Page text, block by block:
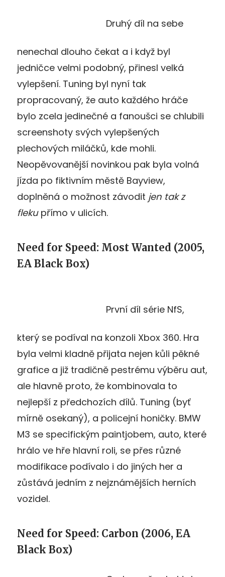
Druhý díl na sebe
nenechal dlouho čekat a i když byl
jedničce velmi podobný, přinesl velká
vylepšení. Tuning byl nyní tak
propracovaný, že auto každého hráče
bylo zcela jedinečné a fanoušci se chlubili
screenshoty svých vylepšených
plechových miláčků, kde mohli.
Neopěvovanější novinkou pak byla volná
jízda po fiktivním městě Bayview,
doplněná o možnost závodit jen tak z
flekupřímo v ulicích.
Need for Speed: Most Wanted (2005,
EA Black Box)
První díl série NfS,
který se podíval na konzoli Xbox 360. Hra
byla velmi kladně přijata nejen kůli pěkné
grafice a již tradičně pestrému výběru aut,
ale hlavně proto, že kombinovala to
nejlepší z předchozích dílů. Tuning (byť
mírně osekaný), a policejní honičky. BMW
M3 se specifickým paintjobem, auto, které
hrálo ve hře hlavní roli, se přes různé
modifikace podívalo i do jiných her a
zůstává jedním z nejznámějších herních
vozidel.
Need for Speed: Carbon (2006, EA
Black Box)